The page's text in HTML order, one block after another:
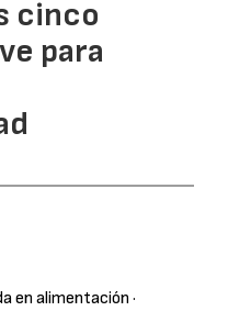
cinco
para
en alimentación ·